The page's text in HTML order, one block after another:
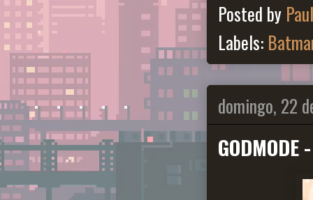
Posted by
Labels:
domingo, 22